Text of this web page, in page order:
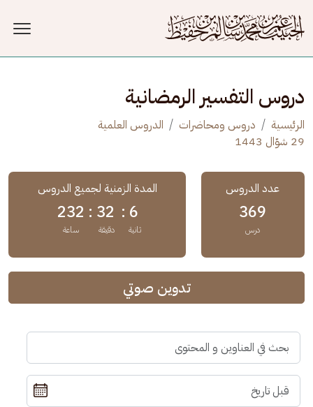
دروس التفسير الرمضانية
الرئيسية دروس ومحاضرات
الدروس العلمية
29 شوّال 1443
عدد الدروس
369
درس
المدة الزمنية لجميع الدروس
6 :
ثانية
32 :
دقيقة
232
ساعة
تدوين صوتي